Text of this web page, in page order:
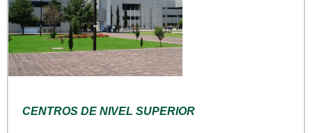
CENTROS DE NIVEL SUPERIOR